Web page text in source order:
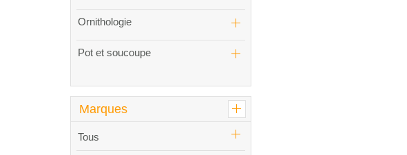
Ornithologie
Pot et soucoupe
Marques
Tous